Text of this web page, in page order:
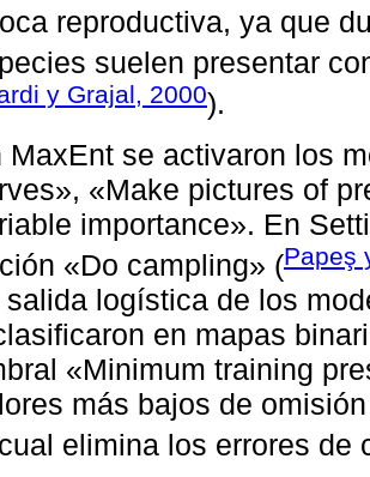
reproductiva, ya que
suelen presentar
y Grajal, 2000).
MaxEnt se activaron los
«Make pictures of
importance». En
«Do campling» (Papeş
salida logística de los
en mapas
«Minimum training
más bajos de
elimina los errores de